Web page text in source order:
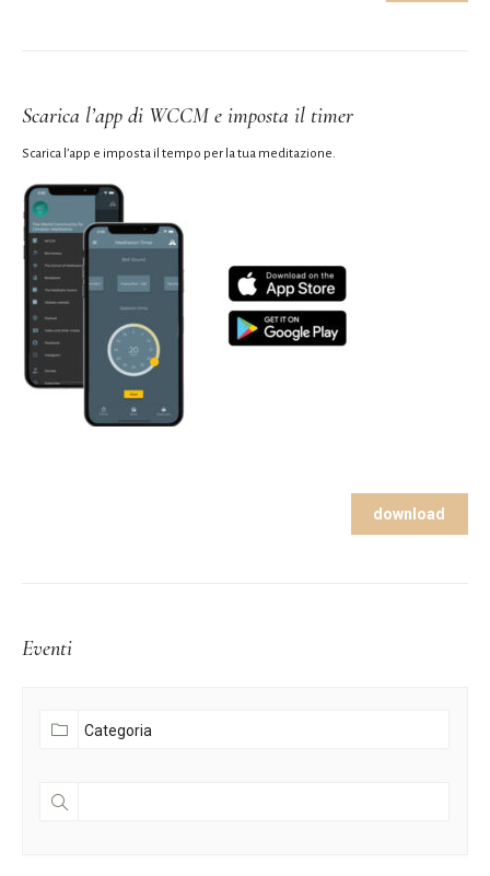
Scarica l’app di WCCM e imposta il timer
Scarica l’app e imposta il tempo per la tua meditazione.
download
Eventi